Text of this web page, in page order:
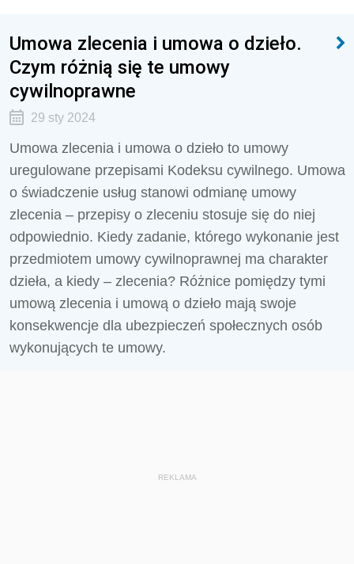
Umowa zlecenia i umowa o dzieło.
Czym różnią się te umowy
cywilnoprawne
29 sty 2024
Umowa zlecenia i umowa o dzieło to umowy
uregulowane przepisami Kodeksu cywilnego. Umowa
o świadczenie usług stanowi odmianę umowy
zlecenia – przepisy o zleceniu stosuje się do niej
odpowiednio. Kiedy zadanie, którego wykonanie jest
przedmiotem umowy cywilnoprawnej ma charakter
dzieła, a kiedy – zlecenia? Różnice pomiędzy tymi
umową zlecenia i umową o dzieło mają swoje
konsekwencje dla ubezpieczeń społecznych osób
wykonujących te umowy.
REKLAMA